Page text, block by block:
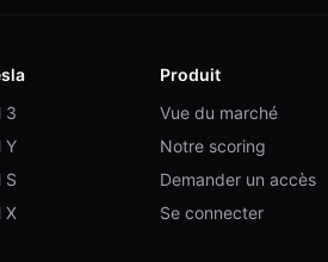
3
Y
S
X
Produit
Vue du marché
Notre scoring
Demander un accès
Se connecter